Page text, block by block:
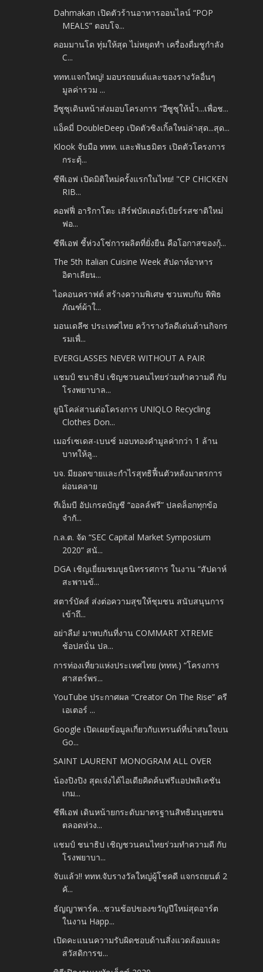
Dahmakan เปิดตัวร้านอาหารออนไลน์ “POP
MEALS” ตอบโจ...
คอมมานโด ทุ่มให้สุด ไม่หยุดทำ เครื่องดื่มชูกำลัง
C...
ททท.แจกใหญ่! มอบรถยนต์และของรางวัลอื่นๆ
มูลค่ารวม ...
อีซูซุเดินหน้าส่งมอบโครงการ “อีซูซุให้น้ำ...เพื่อช...
แอ็คมี่ DoubleDeep เปิดตัวซิงเกิ้ลใหม่ล่าสุด...สุด...
Klook จับมือ ททท. และพันธมิตร เปิดตัวโครงการ
กระตุ้...
ซีพีเอฟ เปิดมิติใหม่ครั้งแรกในไทย! "CP CHICKEN
RIB...
คอฟฟี่ อาริกาโตะ เสิร์ฟบัตเตอร์เบียร์รสชาติใหม่
ฟอ...
ซีพีเอฟ ชี้ห่วงโซ่การผลิตที่ยั่งยืน คือโอกาสของกุ้...
The 5th Italian Cuisine Week สัปดาห์อาหาร
อิตาเลียน...
ไอคอนคราฟต์ สร้างความพิเศษ ชวนพบกับ พิพิธ
ภัณฑ์ผ้าใ...
มอนเดลีซ ประเทศไทย คว้ารางวัลดีเด่นด้านกิจกร
รมเพื่...
EVERGLASSES NEVER WITHOUT A PAIR
แชมป์ ชนาธิป เชิญชวนคนไทยร่วมทำความดี กับ
โรงพยาบาล...
ยูนิโคล่สานต่อโครงการ UNIQLO Recycling
Clothes Don...
เมอร์เซเดส-เบนซ์ มอบทองคำมูลค่ากว่า 1 ล้าน
บาทให้ลู...
บจ. มียอดขายและกำไรสุทธิฟื้นตัวหลังมาตรการ
ผ่อนคลาย
ทีเอ็มบี อัปเกรดบัญชี “ออลล์ฟรี” ปลดล็อกทุกข้อ
จำกั...
ก.ล.ต. จัด “SEC Capital Market Symposium
2020” สนั...
DGA เชิญเยี่ยมชมบูธนิทรรศการ ในงาน “สัปดาห์
สะพานข้...
สตาร์บัคส์ ส่งต่อความสุขให้ชุมชน สนับสนุนการ
เข้าถึ...
อย่าลืม! มาพบกันที่งาน COMMART XTREME
ช้อปสนั่น ปล...
การท่องเที่ยวแห่งประเทศไทย (ททท.) “โครงการ
ศาสตร์พร...
YouTube ประกาศผล “Creator On The Rise” ครี
เอเตอร์ ...
Google เปิดเผยข้อมูลเกี่ยวกับเทรนด์ที่น่าสนใจบน
Go...
SAINT LAURENT MONOGRAM ALL OVER
น้องปิงปิง สุดเจ๋งได้ไอเดียคิดค้นฟรีแอปพลิเคชัน
เกม...
ซีพีเอฟ เดินหน้ายกระดับมาตรฐานสิทธิมนุษยชน
ตลอดห่วง...
แชมป์ ชนาธิป เชิญชวนคนไทยร่วมทำความดี กับ
โรงพยาบา...
จับแล้ว!! ททท.จับรางวัลใหญ่ผู้โชคดี แจกรถยนต์ 2
คั...
ธัญญาพาร์ค…ชวนช้อปของขวัญปีใหม่สุดอาร์ต
ในงาน Happ...
เปิดคะแนนความรับผิดชอบด้านสิ่งแวดล้อมและ
สวัสดิการข...